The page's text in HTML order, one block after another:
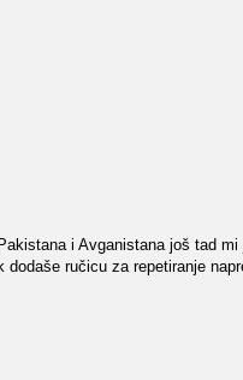
i Avganistana još tad
ručicu za repetiranje